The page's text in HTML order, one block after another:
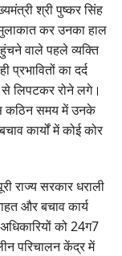
श्री पुष्कर सिंह
कर उनका हाल
वाले पहले व्यक्ति
का दर्द
लिपटकर रोने लगे।
कठिन समय में उनके
कार्यों में कोई कोर
राज्य सरकार धराली
और बचाव कार्य
को 24ग7
परिचालन केंद्र में